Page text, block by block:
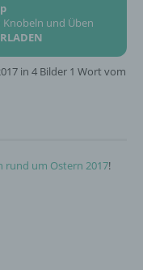
und Üben
in 4 Bilder 1 Wort vom
rund um Ostern 2017!